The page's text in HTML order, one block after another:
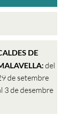
DE
del
de setembre
3 de desembre